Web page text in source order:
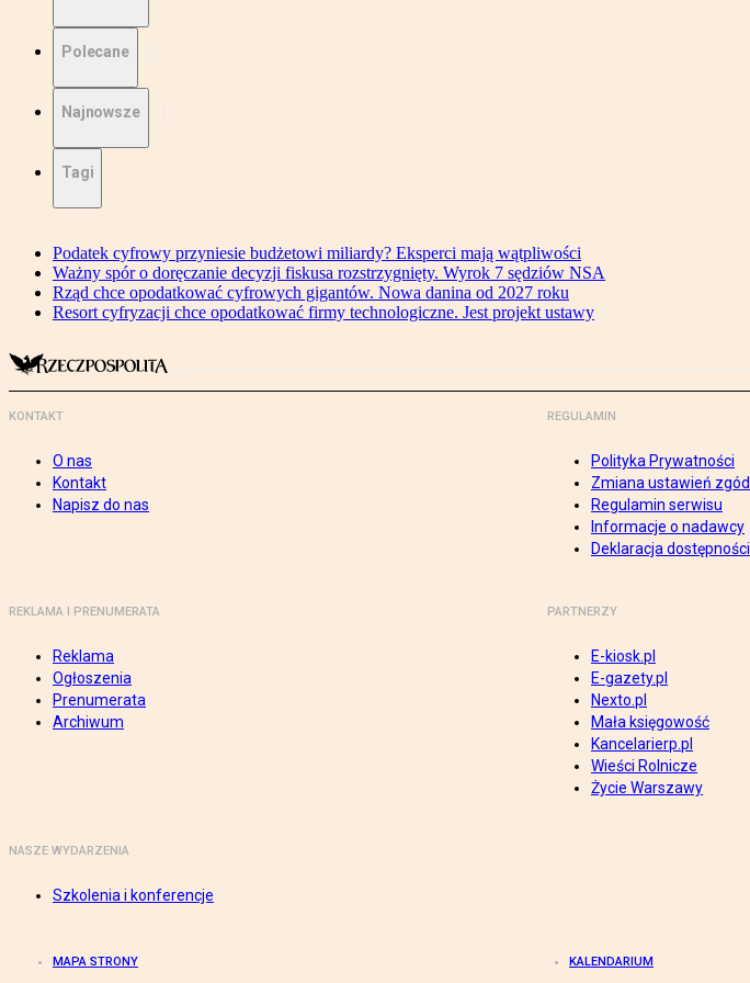
Polecane
Najnowsze
Tagi
Podatek cyfrowy przyniesie budżetowi miliardy? Eksperci mają wątpliwości
Ważny spór o doręczanie decyzji fiskusa rozstrzygnięty. Wyrok 7 sędziów NSA
Rząd chce opodatkować cyfrowych gigantów. Nowa danina od 2027 roku
Resort cyfryzacji chce opodatkować firmy technologiczne. Jest projekt ustawy
KONTAKT
O nas
Kontakt
Napisz do nas
REGULAMIN
Polityka Prywatności
Zmiana ustawień zgód
Regulamin serwisu
Informacje o nadawcy
Deklaracja dostępności
REKLAMA I PRENUMERATA
Reklama
Ogłoszenia
Prenumerata
Archiwum
PARTNERZY
E-kiosk.pl
E-gazety.pl
Nexto.pl
Mała księgowość
Kancelarierp.pl
Wieści Rolnicze
Życie Warszawy
NASZE WYDARZENIA
Szkolenia i konferencje
MAPA STRONY KALENDARIUM